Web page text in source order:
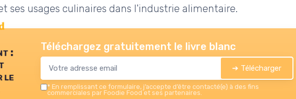
ses usages culinaires dans l'industrie alimentaire.
:
le
Téléchargez gratuitement le livre blanc
➔ Télécharger
* En remplissant ce formulaire, j’accepte d’être contacté(e) à des fins
commerciales par Foodie Food et ses partenaires.